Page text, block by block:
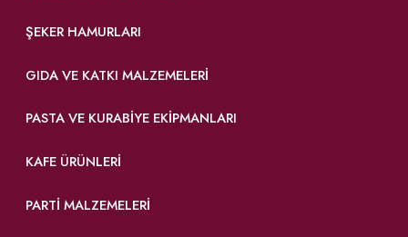
ŞEKER HAMURLARI
GIDA VE KATKI MALZEMELERI
PASTA VE KURABIYE EKIPMANLARI
KAFE ÜRÜNLERI
PARTI MALZEMELERI